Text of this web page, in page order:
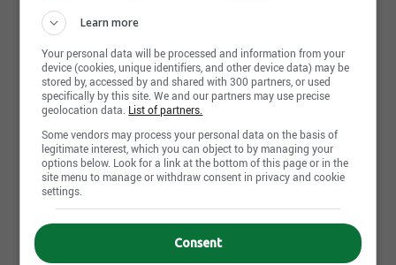
produits différents.
Boulons de l’Estrie a pour mission de s’assurer de
maintenir de bonnes relations avec ses clients et
fournisseurs dans l’optique de demeurer un leader
industrielle partout au Québec.
Lire la suite
Partager cette page
Offres d'emploi
Learn more
Your personal data will be processed and information from your
device (cookies, unique identifiers, and other device data) may be
stored by, accessed by and shared with 300 partners, or used
specifically by this site. We and our partners may use precise
geolocation data. List of partners.
Some vendors may process your personal data on the basis of
legitimate interest, which you can object to by managing your
options below. Look for a link at the bottom of this page or in the
site menu to manage or withdraw consent in privacy and cookie
settings.
Consent